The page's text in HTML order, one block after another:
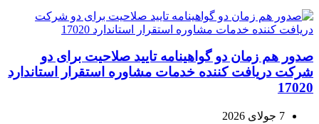
صدور هم زمان دو گواهینامه تایید صلاحیت برای دو
شرکت دریافت کننده خدمات مشاوره استقرار استاندارد
17020
7 جولای 2026